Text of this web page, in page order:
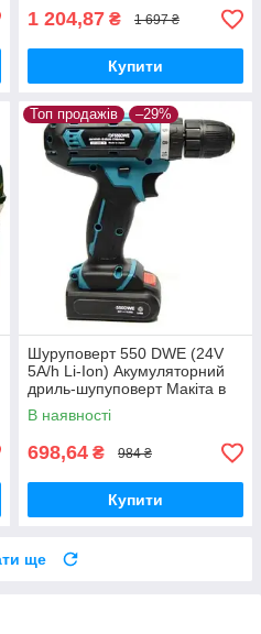
1 204,87 ₴ 1 697 ₴
Купити
Топ продажів –29%
Шуруповерт 550 DWE (24V
5A/h Li-Ion) Акумуляторний
дриль-шупуповерт Макіта в
кейсі
В наявності
698,64 ₴ 984 ₴
Купити
ще